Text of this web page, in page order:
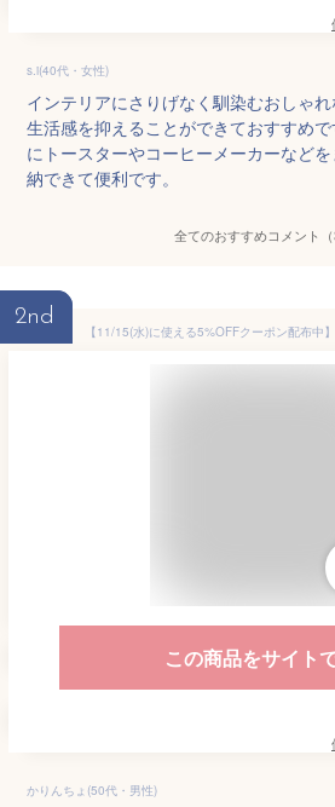
s.i(40代・女性)
インテリアにさりげなく馴染むおしゃ
生活感を抑えることができておすすめ
にトースターやコーヒーメーカーなど
納できて便利です。
全てのおすすめコメント（
2nd
この商品をサイト
かりんちょ(50代・男性)